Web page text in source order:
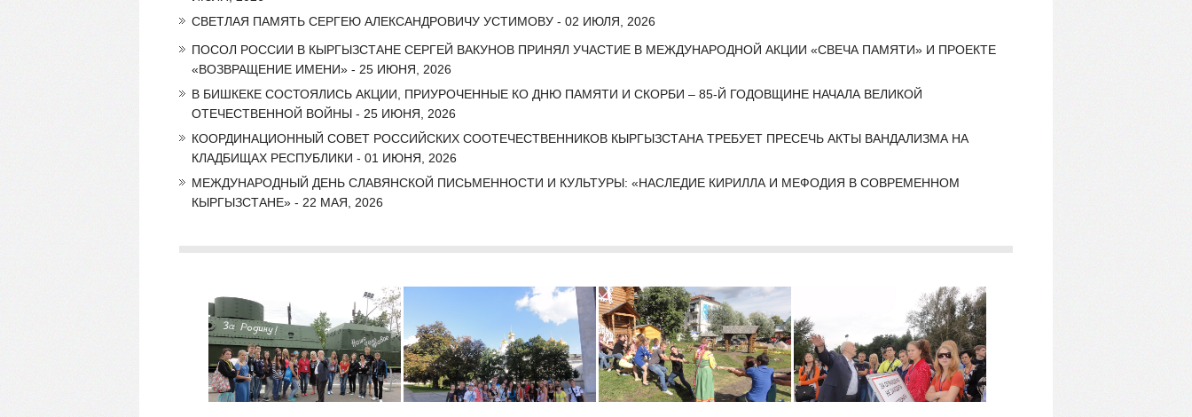
СВЕТЛАЯ ПАМЯТЬ СЕРГЕЮ АЛЕКСАНДРОВИЧУ УСТИМОВУ - 02 ИЮЛЯ, 2026
ПОСОЛ РОССИИ В КЫРГЫЗСТАНЕ СЕРГЕЙ ВАКУНОВ ПРИНЯЛ УЧАСТИЕ В МЕЖДУНАРОДНОЙ АКЦИИ «СВЕЧА ПАМЯТИ» И ПРОЕКТЕ
«ВОЗВРАЩЕНИЕ ИМЕНИ» - 25 ИЮНЯ, 2026
В БИШКЕКЕ СОСТОЯЛИСЬ АКЦИИ, ПРИУРОЧЕННЫЕ КО ДНЮ ПАМЯТИ И СКОРБИ – 85-Й ГОДОВЩИНЕ НАЧАЛА ВЕЛИКОЙ
ОТЕЧЕСТВЕННОЙ ВОЙНЫ - 25 ИЮНЯ, 2026
КООРДИНАЦИОННЫЙ СОВЕТ РОССИЙСКИХ СООТЕЧЕСТВЕННИКОВ КЫРГЫЗСТАНА ТРЕБУЕТ ПРЕСЕЧЬ АКТЫ ВАНДАЛИЗМА НА
КЛАДБИЩАХ РЕСПУБЛИКИ - 01 ИЮНЯ, 2026
МЕЖДУНАРОДНЫЙ ДЕНЬ СЛАВЯНСКОЙ ПИСЬМЕННОСТИ И КУЛЬТУРЫ: «НАСЛЕДИЕ КИРИЛЛА И МЕФОДИЯ В СОВРЕМЕННОМ
КЫРГЫЗСТАНЕ» - 22 МАЯ, 2026